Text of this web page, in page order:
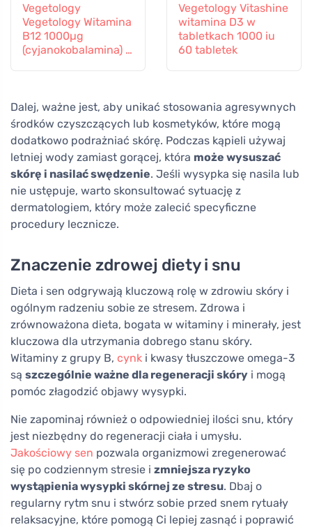
Vegetology
Vegetology Witamina
B12 1000µg
(cyjanokobalamina) o
Vegetology Vitashine
witamina D3 w
tabletkach 1000 iu
60 tabletek
Dalej, ważne jest, aby unikać stosowania agresywnych
środków czyszczących lub kosmetyków, które mogą
dodatkowo podrażniać skórę. Podczas kąpieli używaj
letniej wody zamiast gorącej, która może wysuszać
skórę i nasilać swędzenie. Jeśli wysypka się nasila lub
nie ustępuje, warto skonsultować sytuację z
dermatologiem, który może zalecić specyficzne
procedury lecznicze.
Znaczenie zdrowej diety i snu
Dieta i sen odgrywają kluczową rolę w zdrowiu skóry i
ogólnym radzeniu sobie ze stresem. Zdrowa i
zrównoważona dieta, bogata w witaminy i minerały, jest
kluczowa dla utrzymania dobrego stanu skóry.
Witaminy z grupy B, cynk i kwasy tłuszczowe omega-3
są szczególnie ważne dla regeneracji skóry i mogą
pomóc złagodzić objawy wysypki.
Nie zapominaj również o odpowiedniej ilości snu, który
jest niezbędny do regeneracji ciała i umysłu.
Jakościowy sen pozwala organizmowi zregenerować
się po codziennym stresie i zmniejsza ryzyko
wystąpienia wysypki skórnej ze stresu. Dbaj o
regularny rytm snu i stwórz sobie przed snem rytuały
relaksacyjne, które pomogą Ci lepiej zasnąć i poprawić